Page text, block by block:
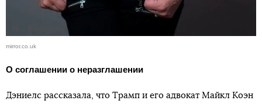
mirror.co.uk
О соглашении о неразглашении
Дэниелс рассказала, что Трамп и его адвокат Майкл Коэн